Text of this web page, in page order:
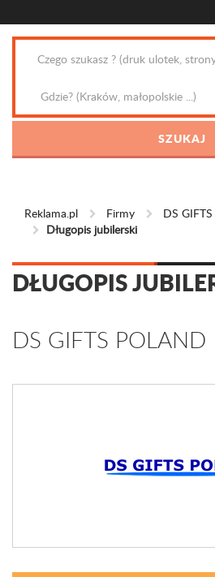
Reklama.pl Firmy
DS
Długopis jubilerski
DŁUGOPIS
DS GIFTS POLAND